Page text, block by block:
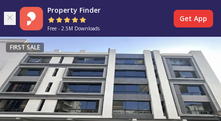
Property Finder
Free - 2.5M Downloads
Get App
FIRST SALE